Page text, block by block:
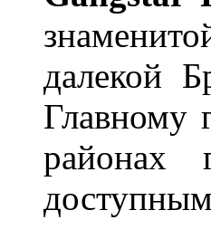
далекой
Главному
районах